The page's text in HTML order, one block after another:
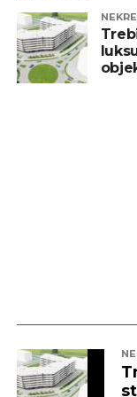
Pad tržišta, iako
prirodan je dio
treba posmatrati
sredstvo za brzu